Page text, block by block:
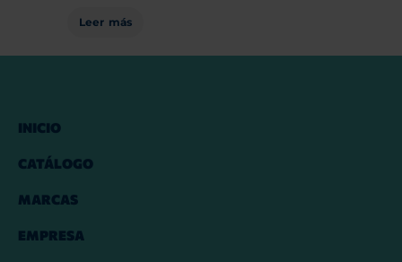
Leer más
INICIO
CATÁLOGO
MARCAS
EMPRESA